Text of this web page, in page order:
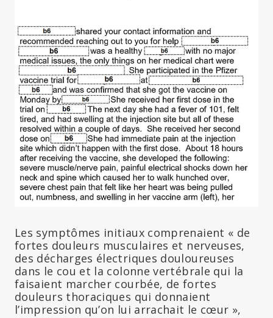
Les symptômes initiaux comprenaient « de
fortes douleurs musculaires et nerveuses,
des décharges électriques douloureuses
dans le cou et la colonne vertébrale qui la
faisaient marcher courbée, de fortes
douleurs thoraciques qui donnaient
l’impression qu’on lui arrachait le cœur »,